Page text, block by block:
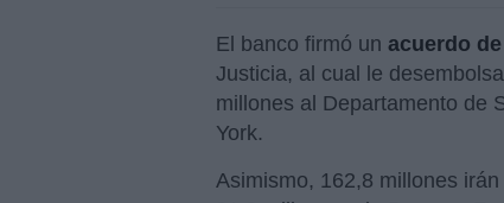
El banco firmó un acuerdo
Justicia, al cual le
millones al Departamento de
York.
Asimismo, 162,8 millones